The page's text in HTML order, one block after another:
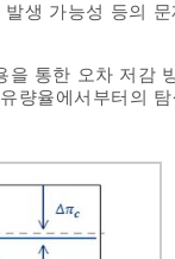
생 가능성 등의
을 통한 오차 저감
량율에서부터의